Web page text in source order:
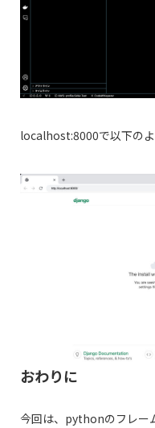
localhost:8000で以下のよ
おわりに
今回は、pythonのフレー